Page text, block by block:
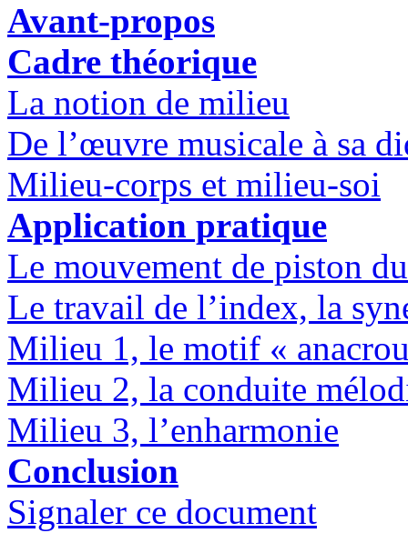
Avant-propos
Cadre théorique
La notion de milieu
De l’œuvre musicale à sa
Milieu-corps et milieu-soi
Application pratique
Le mouvement de piston
Le travail de l’index, la
Milieu 1, le motif «
Milieu 2, la conduite
Milieu 3, l’enharmonie
Conclusion
Signaler ce document